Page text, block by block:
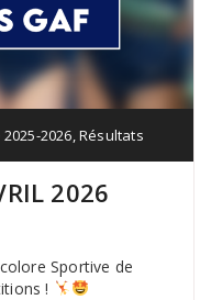
2025-2026,Résultats
2026
Sportive de
!